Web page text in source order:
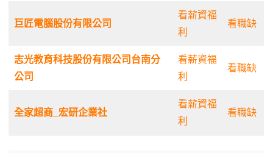
巨匠電腦股份有限公司
看薪資福
利
看職缺
志光教育科技股份有限公司台南分
公司
看薪資福
利
看職缺
全家超商_宏研企業社
看薪資福
利
看職缺